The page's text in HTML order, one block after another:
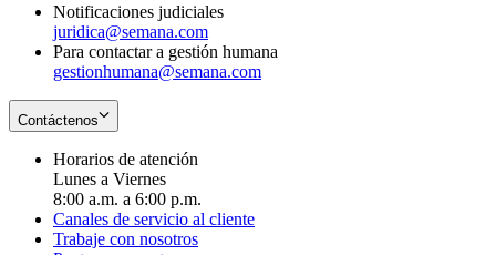
Notificaciones judiciales
juridica@semana.com
Para contactar a gestión humana
gestionhumana@semana.com
Contáctenos
Horarios de atención
Lunes a Viernes
8:00 a.m. a 6:00 p.m.
Canales de servicio al cliente
Trabaje con nosotros